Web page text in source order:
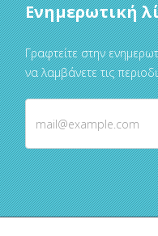
Ενημερωτική
Γραφτείτε στην
να λαμβάνετε τις